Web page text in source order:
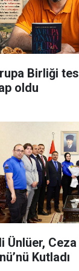
Birliği
oldu
Ünlüer,
Kutladı